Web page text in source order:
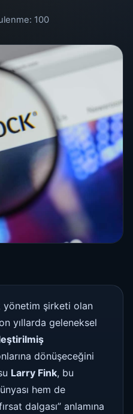
100
yönetim şirketi olan
yıllarda geleneksel
dönüşeceğini
Larry Fink, bu
hem de
dalgası” anlamına